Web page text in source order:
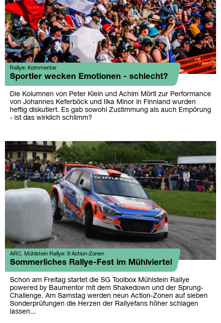
Rallye: Kommentar
Sportler wecken Emotionen - schlecht?
Die Kolumnen von Peter Klein und Achim Mörtl zur Performance
von Johannes Keferböck und Ilka Minor in Finnland wurden
heftig diskutiert. Es gab sowohl Zustimmung als auch Empörung
- ist das wirklich schlimm?
ARC, Mühlstein Rallye: 9 Action-Zonen
Sommerliches Rallye-Fest im Mühlviertel
Schon am Freitag startet die SG Toolbox Mühlstein Rallye
powered by Baumentor mit dem Shakedown und der Sprung-
Challenge. Am Samstag werden neun Action-Zonen auf sieben
Sonderprüfungen die Herzen der Rallyefans höher schlagen
lassen...